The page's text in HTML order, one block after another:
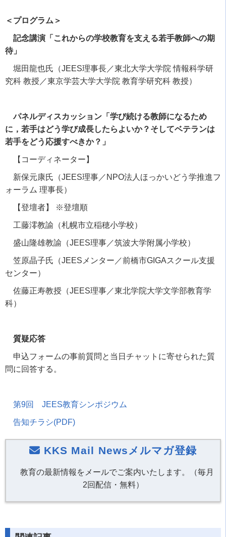
＜プログラム＞
記念講演「これからの学校教育を支える若手教師への期
待」
堀田龍也氏（JEES理事長／東北大学大学院 情報科学研
究科 教授／東京学芸大学大学院 教育学研究科 教授）
パネルディスカッション「学び続ける教師になるため
に，若手はどう学び成長したらよいか？そしてベテランは
若手をどう応援すべきか？」
【コーディネーター】
新保元康氏（JEES理事／ NPO法人ほっかいどう学推進フ
ォーラム 理事長）
【登壇者】 ※登壇順
工藤澪教諭（札幌市立稲穂小学校）
盛山隆雄教諭（JEES理事／筑波大学附属小学校）
笠原晶子氏（JEES メンター／前橋市GIGAスクール支援
センター）
佐藤正寿教授（JEES理事／東北学院大学文学部教育学
科）
質疑応答
申込フォームの事前質問と当日チャットに寄せられた質
問に回答する。
第9回 JEES教育シンポジウム
告知チラシ(PDF)
KKS Mail Newsメルマガ登録
教育の最新情報をメールでご案内いたします。（毎月
2回配信・無料）